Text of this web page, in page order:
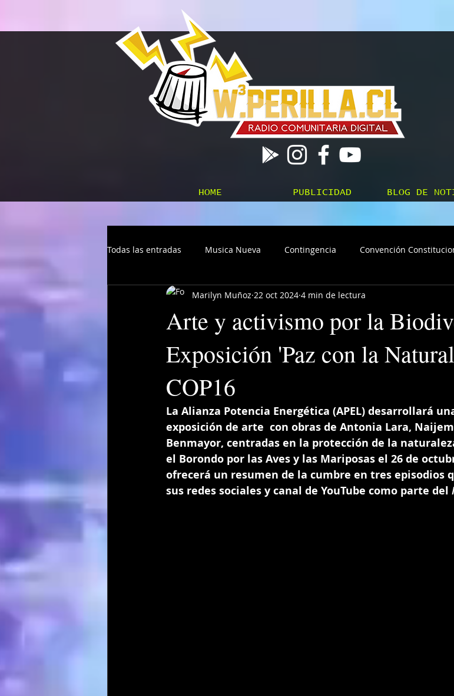
HOME PUBLICIDAD BLOG DE
Todas las entradas Musica Nueva Contingencia Convención
Arte y activismo por la
Exposición 'Paz con la
COP16
Marilyn Muñoz 22 oct 2024 4 min de lectura
La Alianza Potencia Energética (APEL) desarrollará
exposición de arte  con obras de Antonia Lara,
Benmayor, centradas en la protección de la
el Borondo por las Aves y las Mariposas el 26 de
ofrecerá un resumen de la cumbre en tres episodios
sus redes sociales y canal de YouTube como parte del